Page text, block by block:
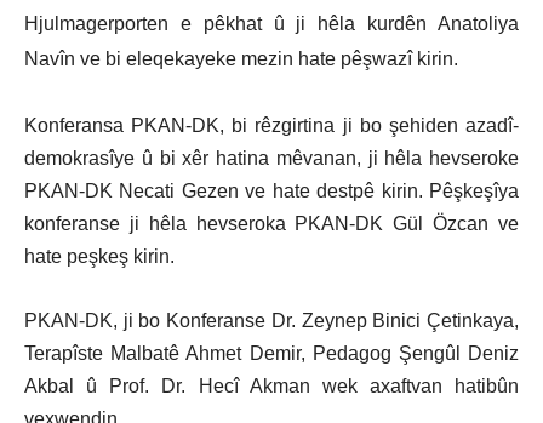
Hjulmagerporten e pêkhat û ji hêla
kurdên Anatoliya
Navîn ve bi eleqekayeke mezin hate pêşwazî kirin.
Konferansa PKAN-DK, bi rêzgirtina ji bo şehiden azadî-
demokrasîye û bi xêr hatina mêvanan, ji hêla hevseroke
PKAN-DK Necati Gezenve hatedestpê kirin. Pêşkeşîya
konferanse ji hêla hevseroka PKAN-DKGül Özcanve
hate peşkeş kirin.
PKAN-DK, ji bo Konferanse Dr. Zeynep Binici Çetinkaya,
Terapîste Malbatê Ahmet Demir, Pedagog Şengûl Deniz
Akbal û Prof. Dr. Hecî Akman wek axaftvan hatibûn
vexwendin.